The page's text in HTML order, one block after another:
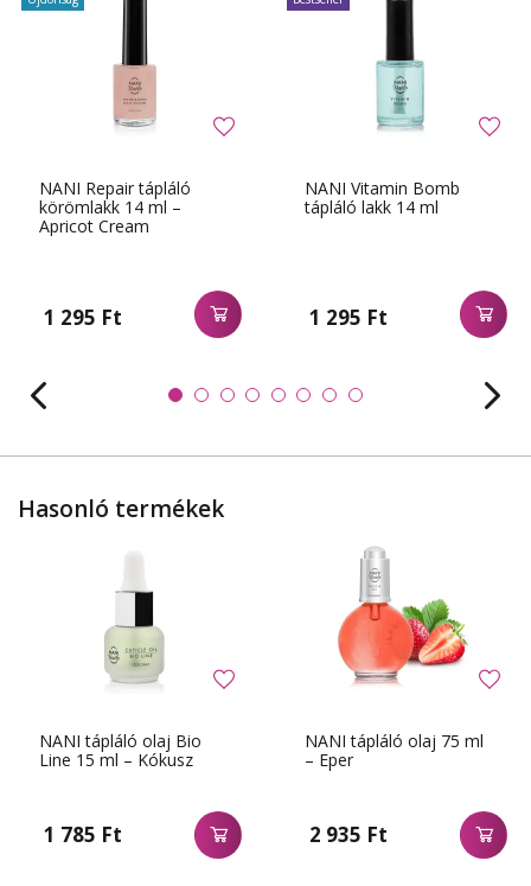
NANI Repair tápláló
körömlakk 14 ml –
Apricot Cream
1 295 Ft
NANI Vitamin Bomb
tápláló lakk 14 ml
1 295 Ft
Hasonló termékek
NANI tápláló olaj Bio
Line 15 ml – Kókusz
1 785 Ft
NANI tápláló olaj 75 ml
– Eper
2 935 Ft